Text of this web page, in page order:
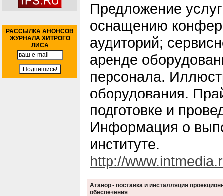
РАССЫЛКА АНОНСОВ
ЖУРНАЛА ХИТРОГО
ЛИСА
Предложение
оснащению
аудиторий;
аренде
персонала.
оборудования.
подготовке и
Информация о
институте.
http://
Атанор - поставка и инсталляция
обеспечения